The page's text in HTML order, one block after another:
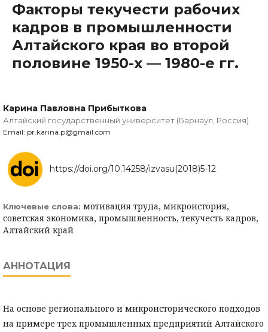
Факторы текучести рабочих
кадров в промышленности
Алтайского края во второй
половине 1950-х — 1980-е гг.
Карина Павловна Прибыткова
Алтайский государственный университет (Барнаул, Россия)
Email: pr.karina.p@gmail.com
https://doi.org/10.14258/izvasu(2018)5-12
Ключевые слова: мотивация труда, микроистория,
советская экономика, промышленность, текучесть кадров,
Алтайский край
АННОТАЦИЯ
На основе регионального и микроисторического подходов
на примере трех промышленных предприятий Алтайского